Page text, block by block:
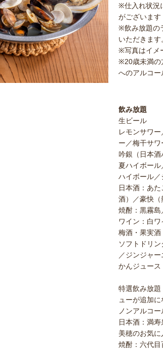
※仕入れ状況
がございます
※飲み放題の
いただきます
※写真はイメ
※20歳未満の
へのアルコー
飲み放題
生ビール
レモンサワ
ー／梅干サ
吟銀（日本
夏ハイボー
ハイボール
日本酒：あ
酒）／豪快（
焼酎：黒霧島
ワイン：白
梅酒・果実
ソフトドリ
／ジンジャ
かんジュース
特選飲み放題
ューが追加に
ノンアルコ
日本酒：満
美穂のお気
焼酎：六代